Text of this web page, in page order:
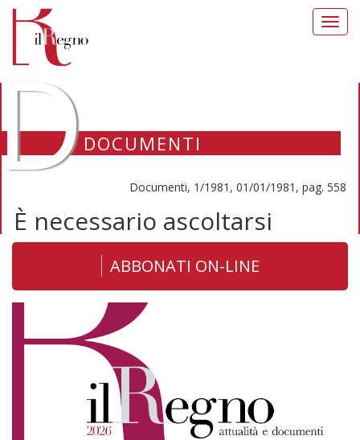
DOCUMENTI
Documenti, 1/1981, 01/01/1981, pag. 558
È necessario ascoltarsi
ABBONATI ON-LINE